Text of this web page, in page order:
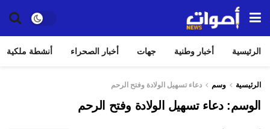
الرئيسية أخبار وطنية جهات أخبار الصحراء أنشطة ملكية
الرئيسية وسم دعاء تسهيل الولادة وفتح الرحم
الوسم:دعاء تسهيل الولادة وفتح الرحم